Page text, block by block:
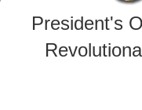
President's